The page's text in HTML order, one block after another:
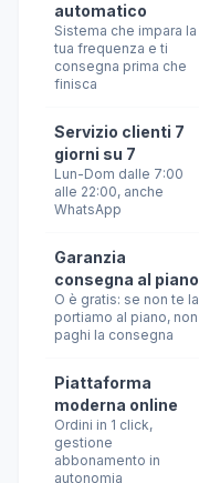
automatico
Sistema che impara la
tua frequenza e ti
consegna prima che
finisca
Servizio clienti 7
giorni su 7
Lun-Dom dalle 7:00
alle 22:00, anche
WhatsApp
Garanzia
consegna al piano
O è gratis: se non te la
portiamo al piano, non
paghi la consegna
Piattaforma
moderna online
Ordini in 1 click,
gestione
abbonamento in
autonomia